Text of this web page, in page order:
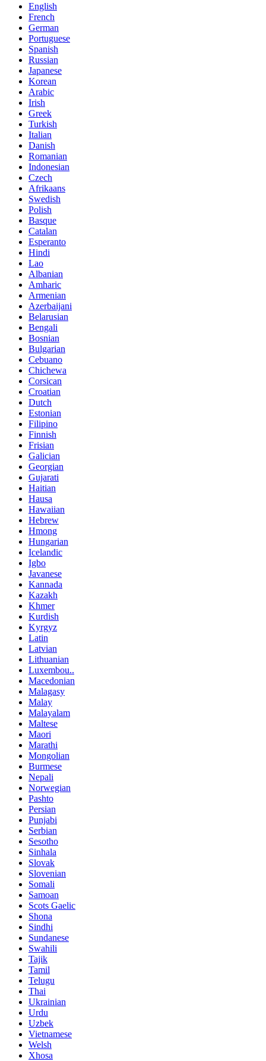
English
French
German
Portuguese
Spanish
Russian
Japanese
Korean
Arabic
Irish
Greek
Turkish
Italian
Danish
Romanian
Indonesian
Czech
Afrikaans
Swedish
Polish
Basque
Catalan
Esperanto
Hindi
Lao
Albanian
Amharic
Armenian
Azerbaijani
Belarusian
Bengali
Bosnian
Bulgarian
Cebuano
Chichewa
Corsican
Croatian
Dutch
Estonian
Filipino
Finnish
Frisian
Galician
Georgian
Gujarati
Haitian
Hausa
Hawaiian
Hebrew
Hmong
Hungarian
Icelandic
Igbo
Javanese
Kannada
Kazakh
Khmer
Kurdish
Kyrgyz
Latin
Latvian
Lithuanian
Luxembou..
Macedonian
Malagasy
Malay
Malayalam
Maltese
Maori
Marathi
Mongolian
Burmese
Nepali
Norwegian
Pashto
Persian
Punjabi
Serbian
Sesotho
Sinhala
Slovak
Slovenian
Somali
Samoan
Scots Gaelic
Shona
Sindhi
Sundanese
Swahili
Tajik
Tamil
Telugu
Thai
Ukrainian
Urdu
Uzbek
Vietnamese
Welsh
Xhosa